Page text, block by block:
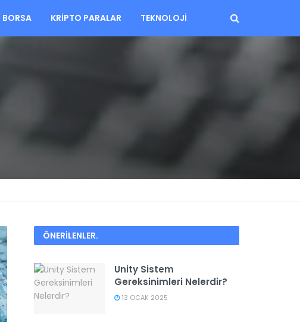
BORSA KRIPTO PARALAR TEKNOLOJI
ÖNERİLENLER.
Unity Sistem
Gereksinimleri Nelerdir?
13 OCAK 2025